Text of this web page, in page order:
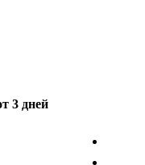
3 дней